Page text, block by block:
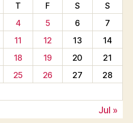
T F S
S
4 5 6
7
11 12 13
14
18 19 20
21
25 26 27
28
Jul »